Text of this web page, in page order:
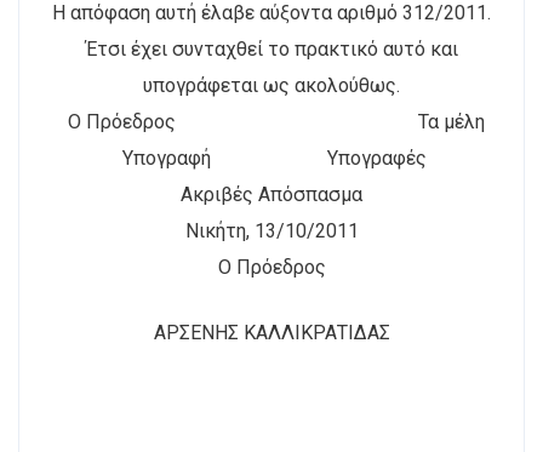
Η απόφαση αυτή έλαβε αύξοντα αριθμό 312/2011.
Έτσι έχει συνταχθεί το πρακτικό αυτό και
υπογράφεται ως ακολούθως.
Ο Πρόεδρος Τα μέλη
Υπογραφή Υπογραφές
Ακριβές Απόσπασμα
Νικήτη, 13/10/2011
Ο Πρόεδρος
ΑΡΣΕΝΗΣ ΚΑΛΛΙΚΡΑΤΙΔΑΣ